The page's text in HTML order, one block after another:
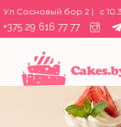
Ул Сосновый бор 2 | с
+375 29 616 77 77